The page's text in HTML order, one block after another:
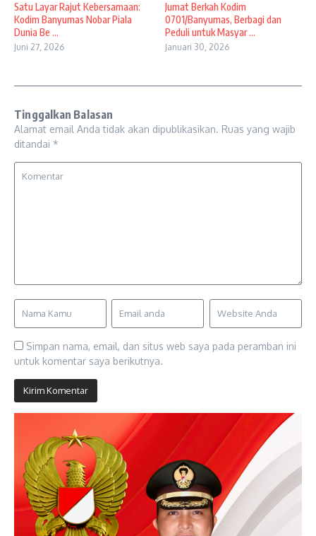
Satu Layar Rajut Kebersamaan:
Kodim Banyumas Nobar Piala
Dunia Be ...
Juni 27, 2026
Jumat Berkah Kodim
0701/Banyumas, Berbagi dan
Peduli untuk Masyar ...
Januari 30, 2026
Tinggalkan Balasan
Alamat email Anda tidak akan dipublikasikan. Ruas yang wajib
ditandai *
Simpan nama, email, dan situs web saya pada peramban ini
untuk komentar saya berikutnya.